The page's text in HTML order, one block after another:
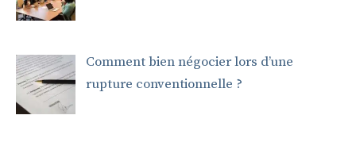
Comment bien négocier lors d’une
rupture conventionnelle ?